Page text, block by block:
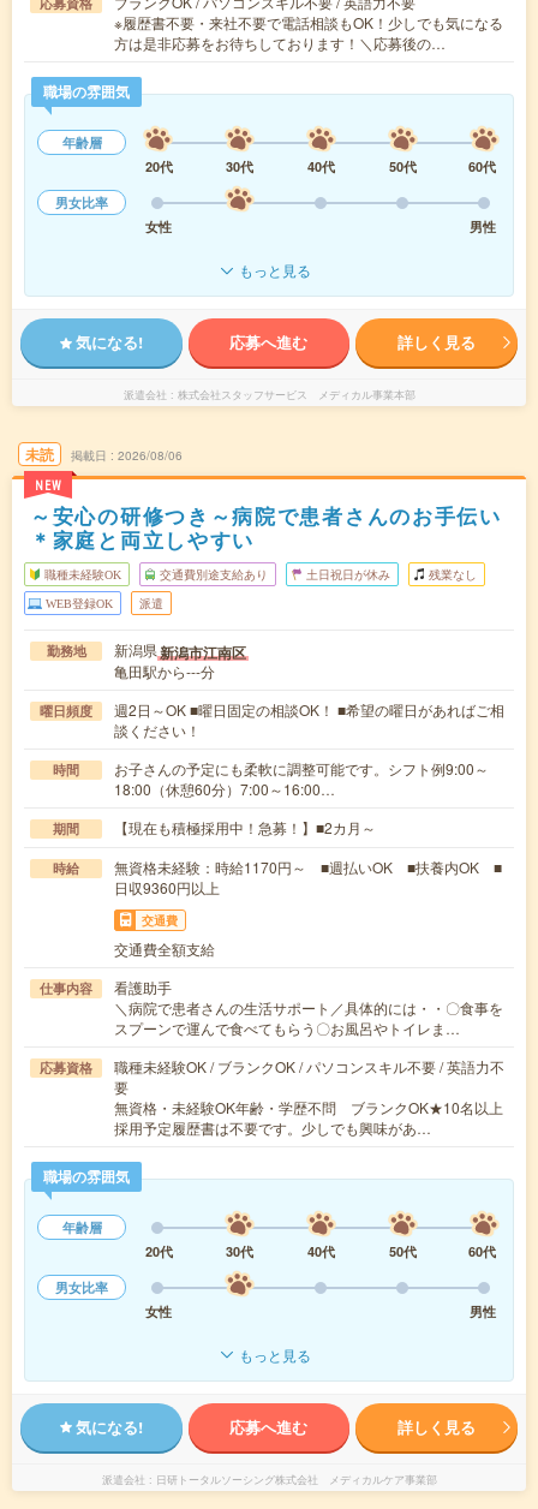
※履歴書不要・来社不要で電話相談もOK！少しでも気になる
方は是非応募をお待ちしております！＼応募後の…
職場の雰囲気
年齢層
20代
30代 40代 50代
60代
男女比率
女性
男性
もっと見る
気になる! 応募へ進む 詳しく見る
派遣会社 株式会社スタッフサービス メディカル事業本部
未読
NEW
掲載日 2026/08/06
～安心の研修つき～病院で患者さんのお手伝い
＊家庭と両立しやすい
職種未経験OK 交通費別途支給あり 土日祝日が休み 残業なし
WEB登録OK 派遣
勤務地 新潟県新潟市江南区
亀田駅から---分
曜日頻度
週2日～OK ■曜日固定の相談OK！ ■希望の曜日があればご相
談ください！
時間
お子さんの予定にも柔軟に調整可能です。シフト例9:00～
18:00（休憩60分）7:00～16:00…
期間 【現在も積極採用中！急募！】■2カ月～
時給
無資格未経験：時給1170円～ ■週払いOK ■扶養内OK ■
日収9360円以上
交通費
交通費全額支給
仕事内容
看護助手
＼病院で患者さんの生活サポート／具体的には・・〇食事を
スプーンで運んで食べてもらう〇お風呂やトイレま…
応募資格
職種未経験OK / ブランクOK / パソコンスキル不要 / 英語力不
要
無資格・未経験OK年齢・学歴不問 ブランクOK★10名以上
採用予定履歴書は不要です。少しでも興味があ…
職場の雰囲気
年齢層
20代
30代 40代 50代
60代
男女比率
女性
男性
もっと見る
気になる! 応募へ進む 詳しく見る
派遣会社 日研トータルソーシング株式会社 メディカルケア事業部